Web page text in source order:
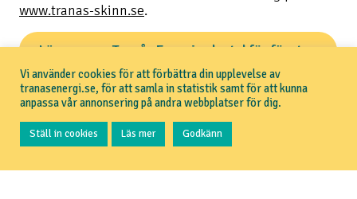
www.tranas-skinn.se.
Läs mer om Tranås Energis elavtal för företag
Vi använder cookies för att förbättra din upplevelse av
tranasenergi.se, för att samla in statistik samt för att kunna
anpassa vår annonsering på andra webbplatser för dig.
Ställ in cookies Läs mer Godkänn